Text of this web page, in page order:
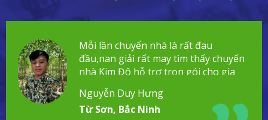
Mỗi lần chuyển nhà là rất đau
đầu,nan giải rất may tìm thấy chuyển
nhà Kim Đô hỗ trợ trọn gói cho gia
Nguyễn Duy Hưng
Từ Sơn, Bắc Ninh